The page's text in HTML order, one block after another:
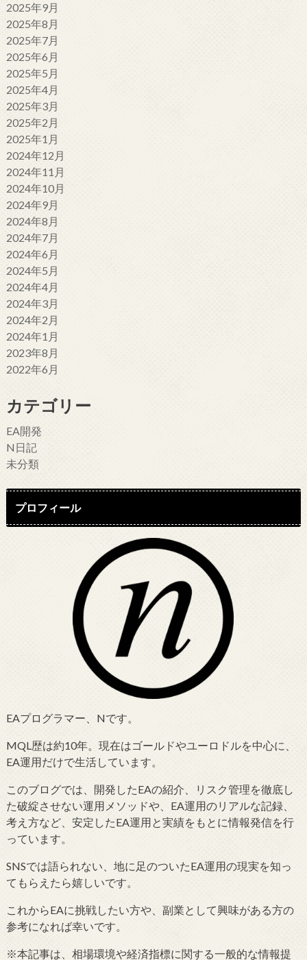
2025年9月
2025年8月
2025年7月
2025年6月
2025年5月
2025年4月
2025年3月
2025年2月
2025年1月
2024年12月
2024年11月
2024年10月
2024年9月
2024年8月
2024年7月
2024年6月
2024年5月
2024年4月
2024年3月
2024年2月
2024年1月
2023年8月
2022年6月
カテゴリー
EA開発
N日記
未分類
プロフィール
EAプログラマー、Nです。
MQL歴は約10年。現在はゴールドやユーロドルを中心に、
EA運用だけで生活しています。
このブログでは、開発したEAの紹介、リスク管理を徹底し
た破綻させない運用メソッドや、EA運用のリアルな記録、
考え方など、安定したEA運用と実績をもとに情報発信を行
っています。
SNSでは語られない、地に足のついたEA運用の現実を知っ
てもらえたら嬉しいです。
これからEAに挑戦したい方や、副業として興味がある方の
参考になれば幸いです。
※本記事は、相場環境や経済指標に関する一般的な情報提